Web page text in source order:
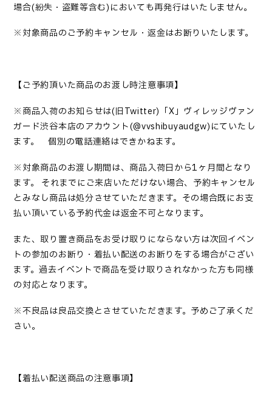
場合(紛失・盗難等含む)においても再発行はいたしません。
※対象商品のご予約キャンセル・返金はお断りいたします。
【ご予約頂いた商品のお渡し時注意事項】
※商品入荷のお知らせは(旧Twitter) 「X」ヴィレッジヴァン
ガード渋谷本店のアカウント(@vvshibuyaudgw)にていたし
ます。 個別の電話連絡はできかねます。
※対象商品のお渡し期間は、商品入荷日から1ヶ月間となり
ます。 それまでにご来店いただけない場合、予約キャンセル
とみなし商品は処分させていただきます。その場合既にお支
払い頂いている予約代金は返金不可となります。
また、取り置き商品をお受け取りにならない方は次回イベン
トの参加のお断り・着払い配送のお断りをする場合がござい
ます。過去イベントで商品を受け取りされなかった方も同様
の対応となります。
※不良品は良品交換とさせていただきます。予めご了承くだ
さい。
【着払い配送商品の注意事項】